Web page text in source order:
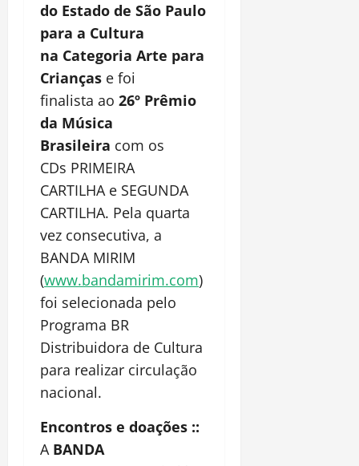
do Estado de São Paulo
para a Cultura
na Categoria Arte para
Crianças e foi
finalista ao 26º Prêmio
da Música
Brasileira com os
CDs PRIMEIRA
CARTILHA e SEGUNDA
CARTILHA. Pela quarta
vez consecutiva, a
BANDA MIRIM
(www.bandamirim.com)
foi selecionada pelo
Programa BR
Distribuidora de Cultura
para realizar circulação
nacional.
Encontros e doações ::
A BANDA